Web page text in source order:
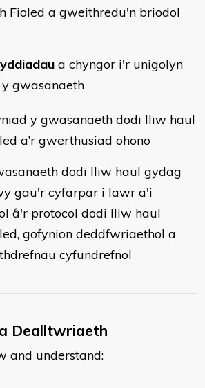
Fioled a gweithredu'n briodol
a chyngor i'r unigolyn
gwasanaeth
y gwasanaeth dodi lliw haul
a’r gwerthusiad ohono
dodi lliw haul gydag
gau'r cyfarpar i lawr a'i
â'r protocol dodi lliw haul
gofynion deddfwriaethol a
cyfundrefnol
Dealltwriaeth
and understand: